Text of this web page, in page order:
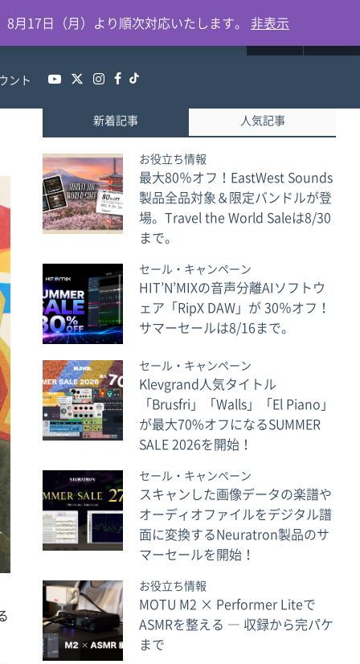
ント
新着記事 人気記事
お役立ち情報
最大80％オフ！EastWest Sounds
製品全品対象＆限定バンドルが登
場。Travel the World Saleは8/30
まで。
セール・キャンペーン
HIT’N’MIXの音声分離AIソフトウ
ェア「RipX DAW」が 30％オフ！
サマーセールは8/16まで。
セール・キャンペーン
Klevgrand人気タイトル
「Brusfri」「Walls」「El Piano」
が最大70%オフになるSUMMER
SALE 2026を開始！
セール・キャンペーン
スキャンした画像データの楽譜や
オーディオファイルをデジタル譜
面に変換するNeuratron製品のサ
マーセールを開始！
お役立ち情報
MOTU M2 × Performer Liteで
ASMRを整える ― 収録から完パケ
まで
月17日（月）より順次対応いたします。 非表示